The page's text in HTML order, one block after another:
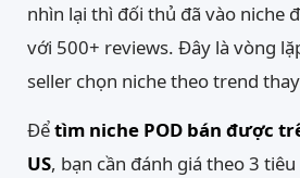
nhìn lại thì đối thủ đã vào niche
với 500+ reviews. Đây là vòng
seller chọn niche theo trend
Đểtìm niche POD bán được
US, bạn cần đánh giá theo 3